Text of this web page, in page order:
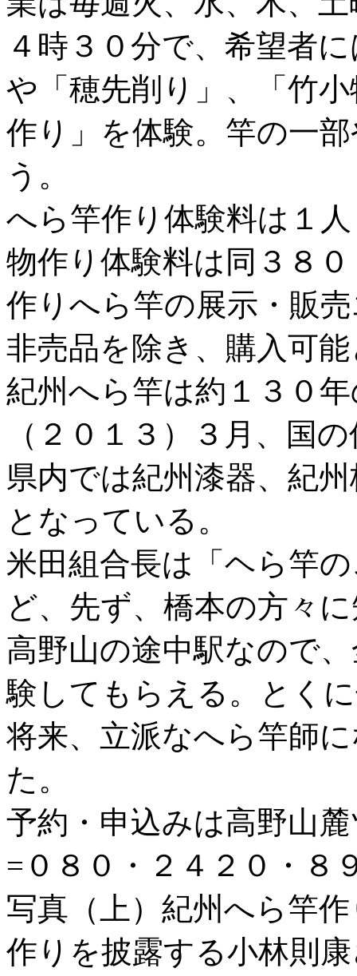
４時３０分で、希望者
や「穂先削り」、「竹
作り」を体験。竿の一
う。
へら竿作り体験料は１
物作り体験料は同３８
作りへら竿の展示・販
非売品を除き、購入可
紀州へら竿は約１３０
（２０１３）３月、国
県内では紀州漆器、紀
となっている。
米田組合長は「ヘら竿
ど、先ず、橋本の方々
高野山の途中駅なので
験してもらえる。とく
将来、立派なへら竿師
た。
予約・申込みは高野山
=０８０・２４２０・８
写真（上）紀州へら竿
作りを披露する小林則